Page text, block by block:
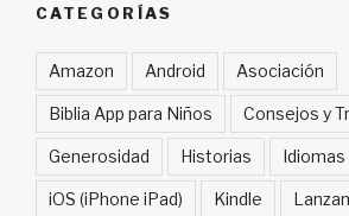
CATEGORÍAS
Amazon Android Asociación
Biblia App para Niños Consejos y
Generosidad Historias Idiomas
iOS (iPhone iPad) Kindle